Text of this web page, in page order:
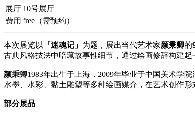
展厅 10号展厅
费用 free（需预约）
本次展览以 「迷魂记」 为题，展出当代艺术家颜秉卿的
古典风格技法中暗藏故事性细节，通过绘画修辞构建
颜秉卿1983年出生于上海，2009年毕业于中国美术学
水墨、水彩、黏土雕塑等多种绘画媒介，在艺术创作形
部分展品